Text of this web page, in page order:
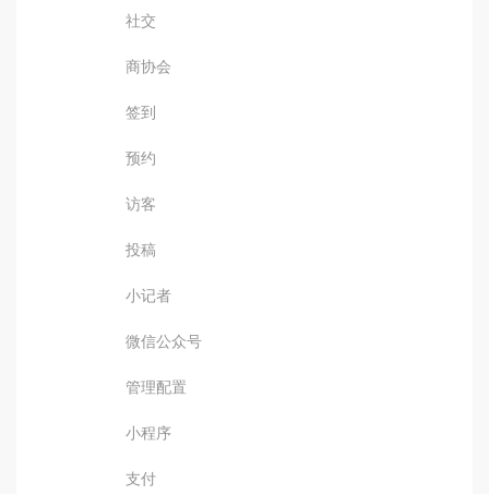
社交
商协会
签到
预约
访客
投稿
小记者
微信公众号
管理配置
小程序
支付